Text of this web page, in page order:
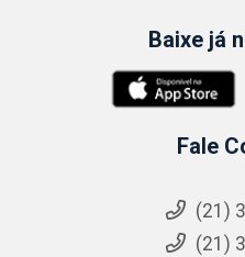
Baixe já
Fale
(21)
(21)